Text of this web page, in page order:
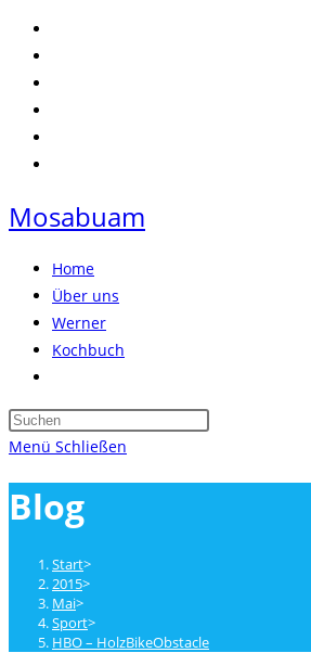
Zum
Inhalt
springen
Mosabuam
Home
Über uns
Werner
Kochbuch
umschalten
Press
Menü Schließen
Blog
Start>
2015>
Mai>
Sport>
HBO – HolzBikeObstacle